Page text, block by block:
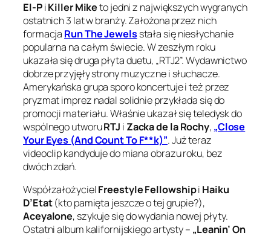
El-PiKiller Miketo jedni z największych wygranych
ostatnich 3 lat w branży. Założona przez nich
formacja Run The Jewelsstała się niesłychanie
popularna na całym świecie. W zeszłym roku
ukazała się druga płyta duetu, „RTJ2”. Wydawnictwo
dobrze przyjęły strony muzyczne i słuchacze.
Amerykańska grupa sporo koncertuje i też przez
pryzmat imprez nadal solidnie przykłada się do
promocji materiału. Właśnie ukazał się teledysk do
wspólnego utworuRTJ i Zacka de la Rochy, „Close
Your Eyes (And Count To F**k)”. Już teraz
videoclip kandyduje do miana obrazu roku, bez
dwóch zdań.
WspółzałożycielFreestyle Fellowshipi Haiku
D’Etat(kto pamięta jeszcze o tej grupie?),
Aceyalone, szykuje się do wydania nowej płyty.
Ostatni album kalifornijskiego artysty – „Leanin’ On